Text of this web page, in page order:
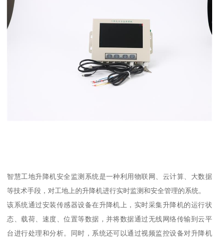
智慧工地升降机安全监测系统是一种利用物联网、云计算、大数据
等技术手段，对工地上的升降机进行实时监测和安全管理的系统。
该系统通过安装传感器设备在升降机上，实时采集升降机的运行状
态、载荷、速度、位置等数据，并将数据通过无线网络传输到云平
台进行处理和分析。同时，系统还可以通过视频监控设备对升降机